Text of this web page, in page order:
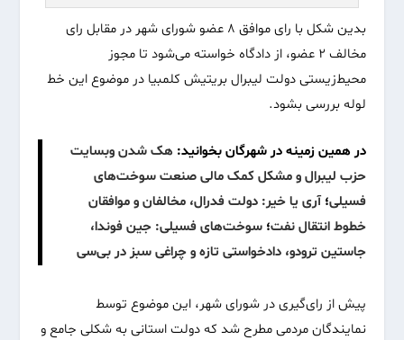
بدین شکل با رای موافق ۸ عضو شورای شهر در مقابل رای
مخالف ۲ عضو، از دادگاه خواسته می‌شود تا مجوز
محیط‌زیستی دولت لیبرال بریتیش کلمبیا در موضوع این خط
لوله بررسی بشود.
در همین زمینه در شهرگان بخوانید: هک شدن وبسایت
حزب لیبرال و مشکل کمک مالی صنعت سوخت‌های
فسیلی؛آری یا خیر: دولت فدرال، مخالفان و موافقان
خطوط انتقال نفت؛سوخت‌های فسیلی: جین فوندا،
جاستین ترودو، دادخواستی تازه و چراغی سبز در بی‌سی
پیش از رای‌گیری در شورای شهر، این موضوع توسط
نمایندگان مردمی مطرح شد که دولت استانی به شکلی جامع و